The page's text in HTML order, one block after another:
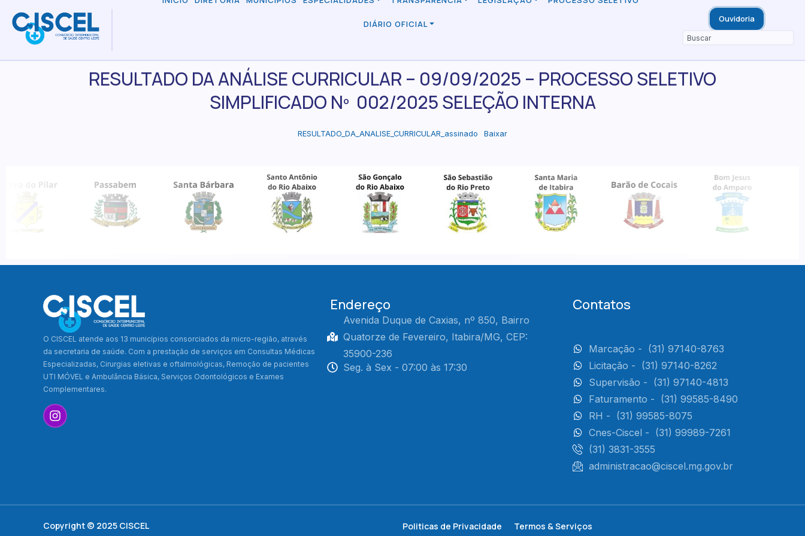
DIÁRIO OFICIAL Ouvidoria
RESULTADO DA ANÁLISE CURRICULAR – 09/09/2025 – PROCESSO SELETIVO
SIMPLIFICADO Nº 002/2025 SELEÇÃO INTERNA
RESULTADO_DA_ANALISE_CURRICULAR_assinado Baixar
O CISCEL atende aos 13 municípios consorciados da micro-região, através
da secretaria de saúde. Com a prestação de serviços em Consultas Médicas
Especializadas, Cirurgias eletivas e oftalmológicas, Remoção de pacientes
UTI MÓVEL e Ambulância Básica, Serviços Odontológicos e Exames
Complementares.
Endereço
Avenida Duque de Caxias, nº 850, Bairro
Quatorze de Fevereiro, Itabira/MG, CEP:
35900-236
Seg. à Sex - 07:00 às 17:30
Contatos
Marcação - (31) 97140-8763
Licitação - (31) 97140-8262
Supervisão - (31) 97140-4813
Faturamento - (31) 99585-8490
RH - (31) 99585-8075
Cnes-Ciscel - (31) 99989-7261
(31) 3831-3555
administracao@ciscel.mg.gov.br
Copyright © 2025 CISCEL Politicas de Privacidade Termos & Serviços